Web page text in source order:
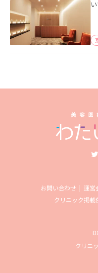
お問い合わせ 運営
クリニック掲載
クリニ